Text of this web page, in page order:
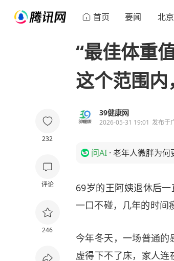
首页 要闻 北京
232
评论
246
“最佳体重
这个范围内
39健康网
2026-05-31 19:01 发布于
问AI · 老年人微胖为何
69岁的王阿姨退休后
一口不碰，几年的时间
今年冬天，一场普通的
虚得下不了床，家人